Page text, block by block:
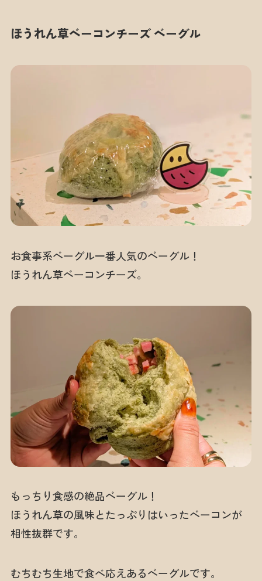
ほうれん草ベーコンチーズ ベーグル
お食事系ベーグル一番人気のベーグル！
ほうれん草ベーコンチーズ。
もっちり食感の絶品ベーグル！
ほうれん草の風味とたっぷりはいったベーコンが
相性抜群です。
むちむち生地で食べ応えあるベーグルです。